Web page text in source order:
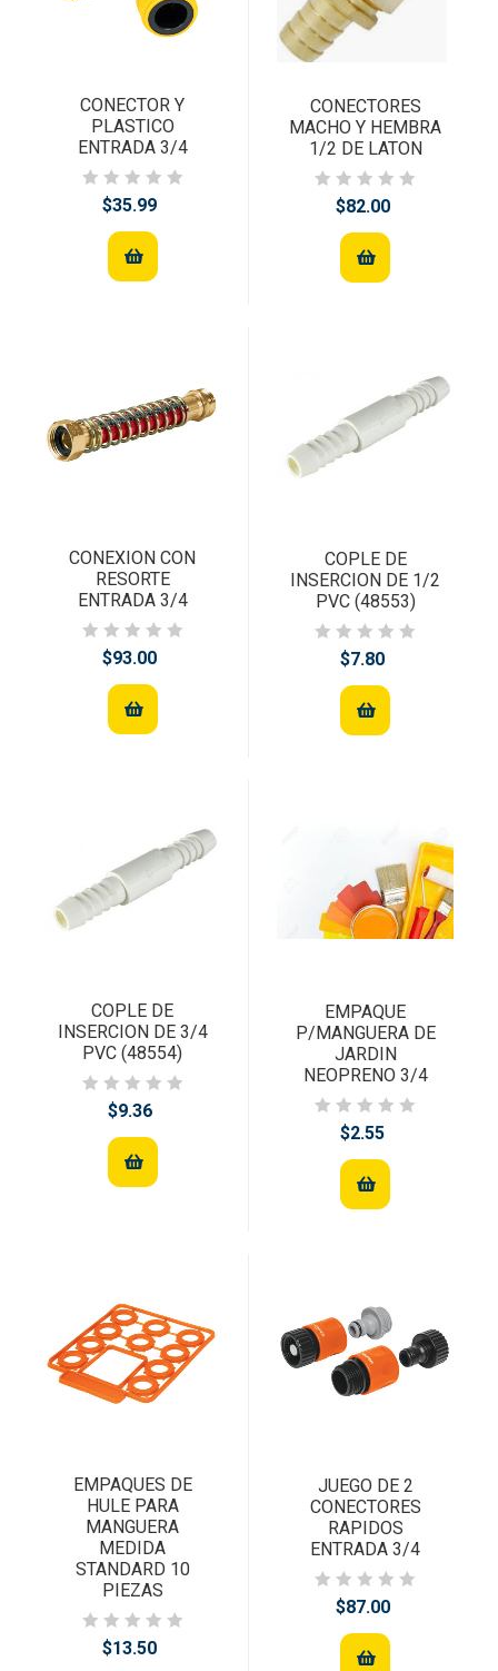
CONECTOR Y
PLASTICO
ENTRADA 3/4
$35.99
CONECTORES
MACHO Y HEMBRA
1/2 DE LATON
$82.00
CONEXION CON
RESORTE
ENTRADA 3/4
$93.00
COPLE DE
INSERCION DE 1/2
PVC (48553)
$7.80
COPLE DE
INSERCION DE 3/4
PVC (48554)
$9.36
EMPAQUE
P/MANGUERA DE
JARDIN
NEOPRENO 3/4
$2.55
EMPAQUES DE
HULE PARA
MANGUERA
MEDIDA
STANDARD 10
PIEZAS
$13.50
JUEGO DE 2
CONECTORES
RAPIDOS
ENTRADA 3/4
$87.00